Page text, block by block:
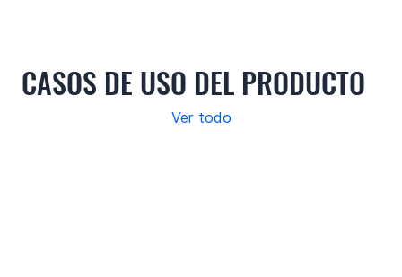
CASOS DE USO DEL PRODUCTO
Ver todo